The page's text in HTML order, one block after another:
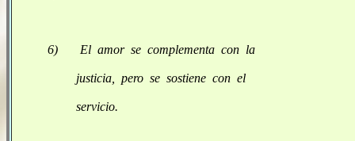
6) El amor se complementa con la
justicia, pero se sostiene con el
servicio.